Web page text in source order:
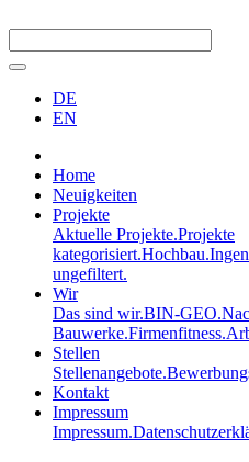
DE
EN
Home
Neuigkeiten
Projekte
Aktuelle Projekte.Projekte
kategorisiert.Hochbau.
ungefiltert.
Wir
Das sind wir.BIN-GEO.
Bauwerke.Firmenfitness.
Stellen
Stellenangebote.
Kontakt
Impressum
Impressum.